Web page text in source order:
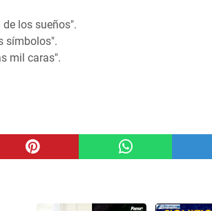
los sueños".
símbolos".
mil caras".